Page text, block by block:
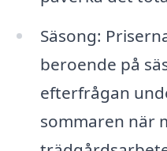
Säsong:
beroende på
efterfrågan
sommaren när